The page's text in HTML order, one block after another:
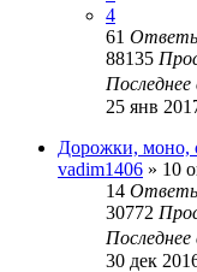
4
61
88135
25 янв
Дорожки, моно,
vadim1406 » 10
14
30772
30 дек